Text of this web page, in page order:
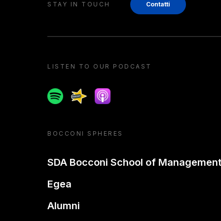
STAY IN TOUCH Contatti
LISTEN TO OUR PODCAST
SpotifySpreakerApple podcast
BOCCONI SPHERES
SDA Bocconi School of Management
Egea
Alumni